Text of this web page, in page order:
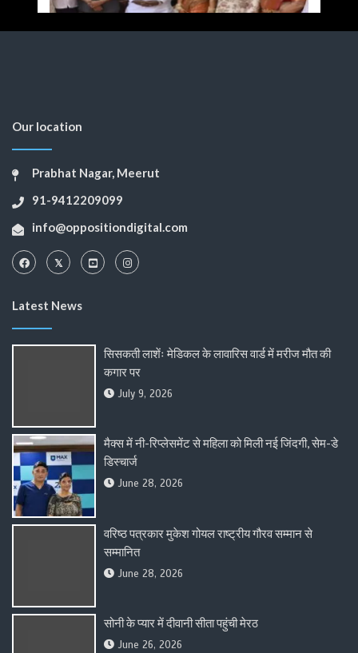
Our location
Prabhat Nagar, Meerut
91-9412209099
info@oppositiondigital.com
Latest News
सिसकती लाशेंः मेडिकल के लावारिस वार्ड में मरीज मौत की
कगार पर
July 9, 2026
मैक्स में नी-रिप्लेसमेंट से महिला को मिली नई जिंदगी, सेम-डे
डिस्चार्ज
June 28, 2026
वरिष्ठ पत्रकार मुकेश गोयल राष्ट्रीय गौरव सम्मान से
सम्मानित
June 28, 2026
सोनी के प्यार में दीवानी सीता पहुंची मेरठ
June 26, 2026